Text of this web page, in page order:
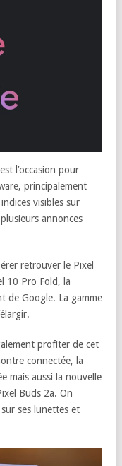
l’occasion pour
principalement
visibles sur
annonces
retrouver le Pixel
10 Pro Fold, la
de Google. La gamme
profiter de cet
connectée, la
mais aussi la nouvelle
Buds 2a. On
ses lunettes et